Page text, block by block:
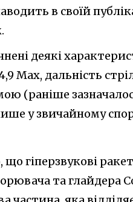
в своїй
деякі
Мах, дальність
(раніше
у звичайному
гіперзвукові
та глайдера